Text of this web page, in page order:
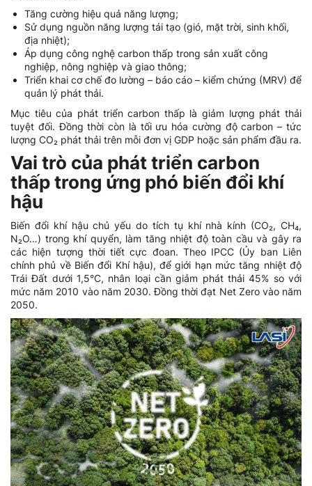
Tăng cường hiệu quả năng lượng;
Sử dụng nguồn năng lượng tái tạo (gió, mặt trời, sinh khối,
địa nhiệt);
Áp dụng công nghệ carbon thấp trong sản xuất công
nghiệp, nông nghiệp và giao thông;
Triển khai cơ chế đo lường – báo cáo – kiểm chứng (MRV) để
quản lý phát thải.
Mục tiêu của phát triển carbon thấp là giảm lượng phát thải
tuyệt đối. Đồng thời còn là tối ưu hóa cường độ carbon – tức
lượng CO₂ phát thải trên mỗi đơn vị GDP hoặc sản phẩm đầu ra.
Vai trò của phát triển carbon
thấp trong ứng phó biến đổi khí
hậu
Biến đổi khí hậu chủ yếu do tích tụ khí nhà kính (CO₂, CH₄,
N₂O…) trong khí quyển, làm tăng nhiệt độ toàn cầu và gây ra
các hiện tượng thời tiết cực đoan. Theo IPCC (Ủy ban Liên
chính phủ về Biến đổi Khí hậu), để giới hạn mức tăng nhiệt độ
Trái Đất dưới 1,5°C, nhân loại cần giảm phát thải 45% so với
mức năm 2010 vào năm 2030. Đồng thời đạt Net Zero vào năm
2050.